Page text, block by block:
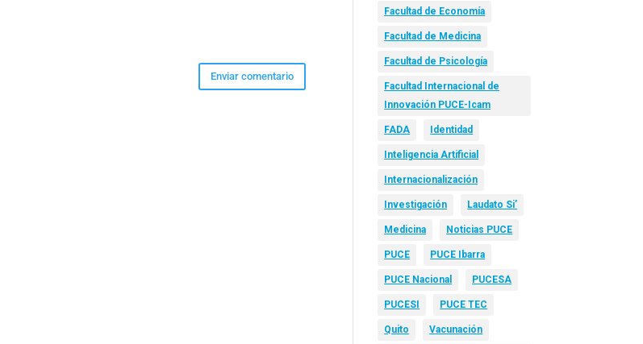
Facultad de Economía
Facultad de Medicina
Facultad de Psicología
Facultad Internacional de
Innovación PUCE-Icam
FADA Identidad
Inteligencia Artificial
Internacionalización
Investigación Laudato Si’
Medicina Noticias PUCE
PUCE PUCE Ibarra
PUCE Nacional PUCESA
PUCESI PUCE TEC
Quito Vacunación